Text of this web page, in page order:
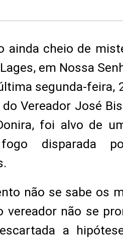
ainda cheio de
em Nossa
segunda-feira,
Vereador José
foi alvo de
disparada
não se sabe os
vereador não se
a